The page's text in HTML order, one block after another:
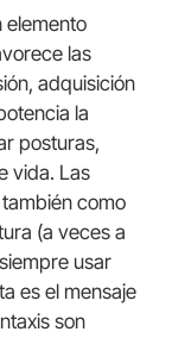
elemento
las
adquisición
la
posturas,
vida. Las
como
(a veces a
usar
es el mensaje
son